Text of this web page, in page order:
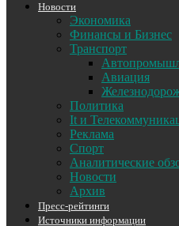
Новости
Экономика
Финансы и Бизнес
Транспорт
Авиация
Политика
It и
Реклама
Спорт
Аналитические
Новости
Архив
Пресс-рейтинги
Источники информации